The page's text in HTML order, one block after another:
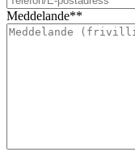
Meddelande**